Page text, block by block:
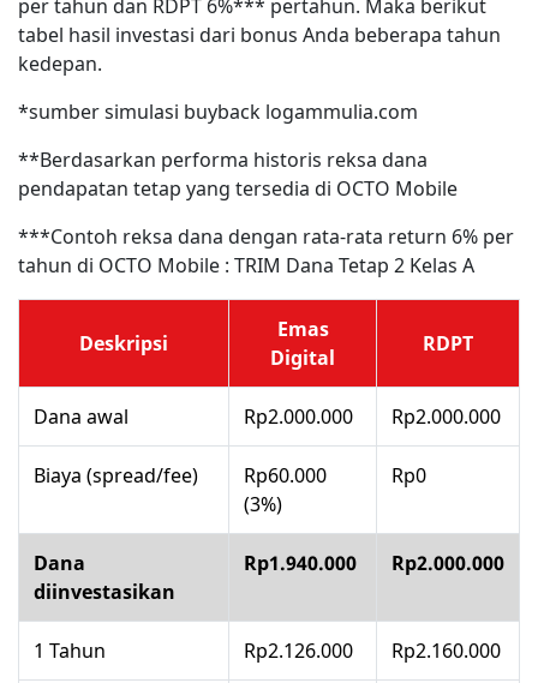
per tahun dan RDPT 6%*** pertahun. Maka berikut
tabel hasil investasi dari bonus Anda beberapa tahun
kedepan.
*sumber simulasi buyback logammulia.com
**Berdasarkan performa historis reksa dana
pendapatan tetap yang tersedia di OCTO Mobile
***Contoh reksa dana dengan rata-rata return 6% per
tahun di OCTO Mobile : TRIM Dana Tetap 2 Kelas A
Deskripsi
Emas
Digital
RDPT
Dana awal Rp2.000.000 Rp2.000.000
Biaya (spread/fee)
Rp60.000
(3%)
Rp0
Dana
diinvestasikan
Rp1.940.000 Rp2.000.000
1 Tahun Rp2.126.000 Rp2.160.000